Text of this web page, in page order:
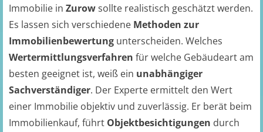
Immobilie in Zurowsollte realistisch geschätzt werden.
Es lassen sich verschiedene Methoden zur
Immobilienbewertung unterscheiden. Welches
Wertermittlungsverfahren für welche Gebäudeart am
besten geeignet ist, weiß ein unabhängiger
Sachverständiger. Der Experte ermittelt den Wert
einer Immobilie objektiv und zuverlässig. Er berät beim
Immobilienkauf, führt Objektbesichtigungen durch